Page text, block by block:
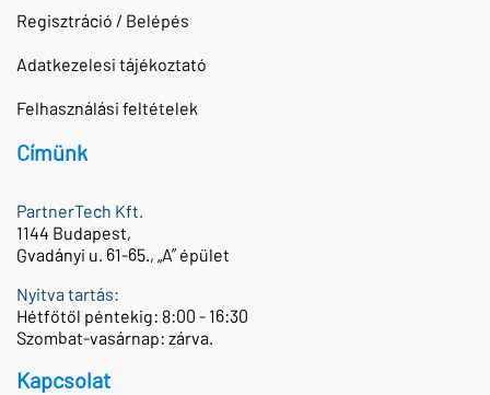
Regisztráció / Belépés
Adatkezelesi tájékoztató
Felhasználási feltételek
Címünk
PartnerTech Kft.
1144 Budapest,
Gvadányi u. 61-65., „A” épület
Nyitva tartás:
Hétfőtől péntekig: 8:00 - 16:30
Szombat-vasárnap: zárva.
Kapcsolat